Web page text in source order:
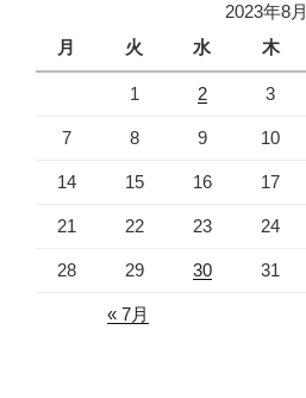
2023年8月
月
火 水 木
1 2 3
7 8 9 10
14 15 16 17
21 22 23 24
28 29 30 31
« 7月